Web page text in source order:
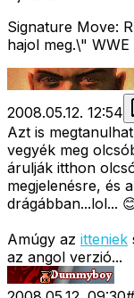
Signature Move:
hajol meg.\"
2008.05.12. 12:54
Azt is
vegyék meg
árulják itthon
megjelenésre, és
drágábban...lol...
Amúgy az itteniek
az angol verzió...